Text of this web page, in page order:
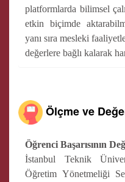
platformlarda bilimsel
etkin biçimde
yanı sıra mesleki
değerlere bağlı kalarak
Ölçme ve
Öğrenci Başarısının
İstanbul Teknik
Öğretim Yönetmeliği